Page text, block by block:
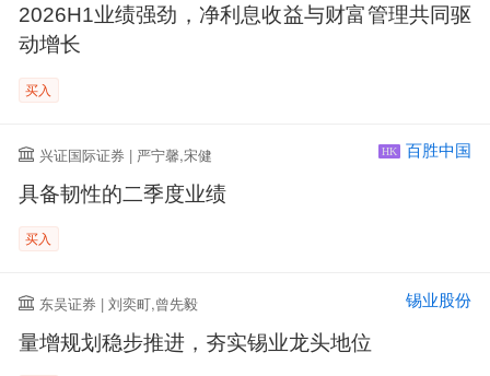
2026H1业绩强劲，净利息收益与财富管理共同驱
动增长
买入
兴证国际证券 | 严宁馨,宋健 HK 百胜中国
具备韧性的二季度业绩
买入
东吴证券 | 刘奕町,曾先毅 锡业股份
量增规划稳步推进，夯实锡业龙头地位